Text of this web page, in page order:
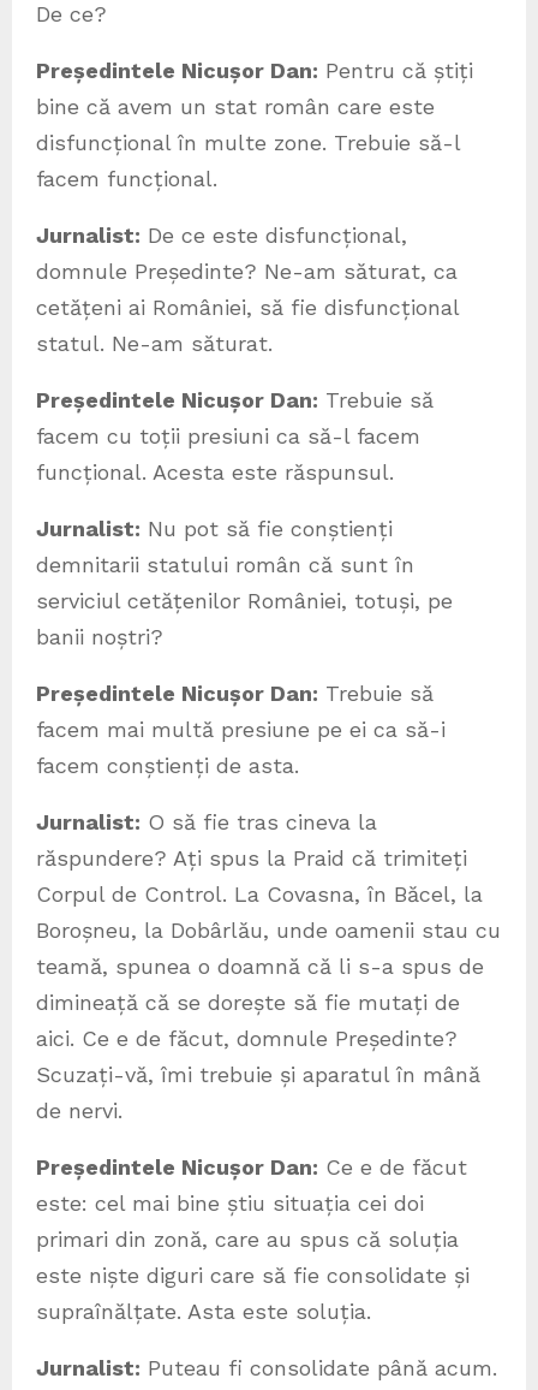
De ce?
Președintele Nicușor Dan: Pentru că știți
bine că avem un stat român care este
disfuncțional în multe zone. Trebuie să-l
facem funcțional.
Jurnalist: De ce este disfuncțional,
domnule Președinte? Ne-am săturat, ca
cetățeni ai României, să fie disfuncțional
statul. Ne-am săturat.
Președintele Nicușor Dan: Trebuie să
facem cu toții presiuni ca să-l facem
funcțional. Acesta este răspunsul.
Jurnalist: Nu pot să fie conștienți
demnitarii statului român că sunt în
serviciul cetățenilor României, totuși, pe
banii noștri?
Președintele Nicușor Dan: Trebuie să
facem mai multă presiune pe ei ca să-i
facem conștienți de asta.
Jurnalist: O să fie tras cineva la
răspundere? Ați spus la Praid că trimiteți
Corpul de Control. La Covasna, în Băcel, la
Boroșneu, la Dobârlău, unde oamenii stau cu
teamă, spunea o doamnă că li s-a spus de
dimineață că se dorește să fie mutați de
aici. Ce e de făcut, domnule Președinte?
Scuzați-vă, îmi trebuie și aparatul în mână
de nervi.
Președintele Nicușor Dan: Ce e de făcut
este: cel mai bine știu situația cei doi
primari din zonă, care au spus că soluția
este niște diguri care să fie consolidate și
supraînălțate. Asta este soluția.
Jurnalist: Puteau fi consolidate până acum.